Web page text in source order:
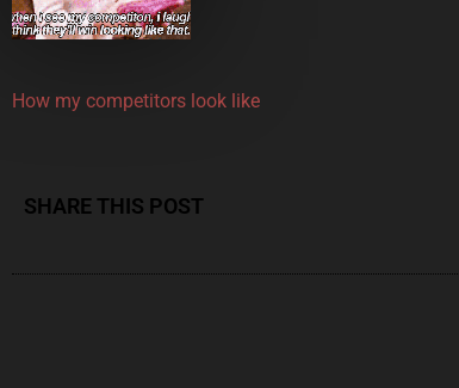
How my competitors look like
SHARE THIS POST